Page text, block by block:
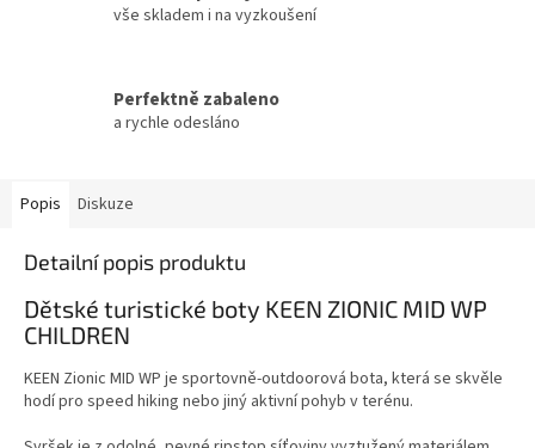
vše skladem i na vyzkoušení
Perfektně zabaleno
a rychle odesláno
Popis Diskuze
Detailní popis produktu
Dětské turistické boty KEEN ZIONIC MID WP
CHILDREN
KEEN Zionic MID WP je sportovně-outdoorová bota, která se skvěle
hodí pro speed hiking nebo jiný aktivní pohyb v terénu.